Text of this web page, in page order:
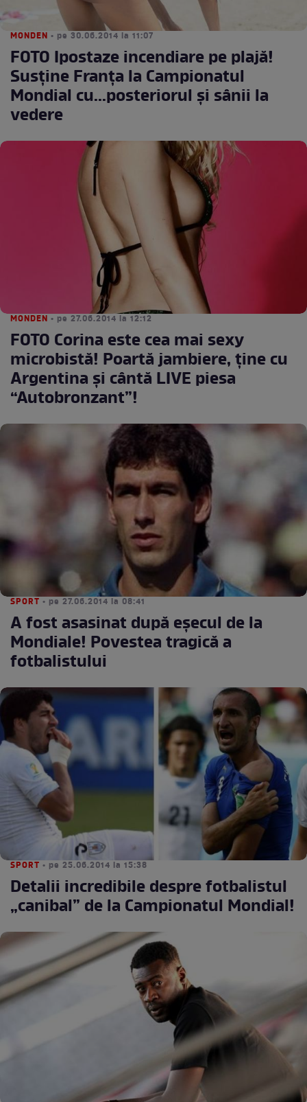
MONDEN • pe 30.06.2014 la 11:07
FOTO Ipostaze incendiare pe plajă!
Susţine Franţa la Campionatul
Mondial cu...posteriorul şi sânii la
vedere
MONDEN • pe 27.06.2014 la 12:12
FOTO Corina este cea mai sexy
microbistă! Poartă jambiere, ține cu
Argentina și cântă LIVE piesa
“Autobronzant”!
SPORT • pe 27.06.2014 la 08:41
A fost asasinat după eşecul de la
Mondiale! Povestea tragică a
fotbalistului
SPORT • pe 25.06.2014 la 15:38
Detalii incredibile despre fotbalistul
„canibal” de la Campionatul Mondial!